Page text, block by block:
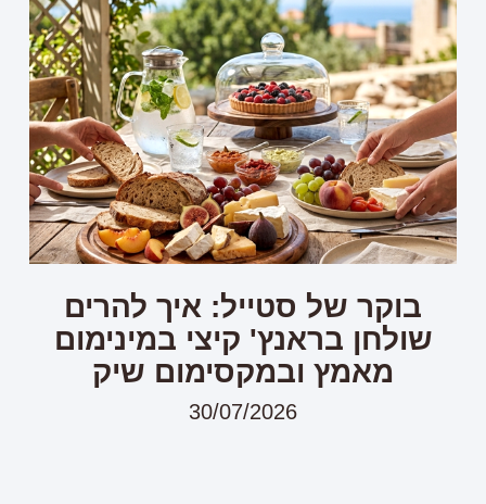
בוקר של סטייל: איך להרים
שולחן בראנץ' קיצי במינימום
מאמץ ובמקסימום שיק
30/07/2026